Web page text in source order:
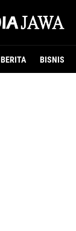
BERITA BISNIS